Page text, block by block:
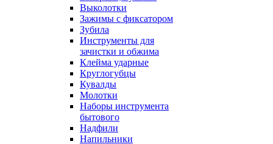
Выколотки
Зажимы с фиксатором
Зубила
Инструменты для
зачистки и обжима
Клейма ударные
Круглогубцы
Кувалды
Молотки
Наборы инструмента
бытового
Надфили
Напильники